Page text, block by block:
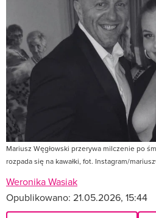
Mariusz Węgłowski przerywa milczenie po
rozpada się na kawałki, fot. Instagram/
Weronika Wasiak
Opublikowano: 21.05.2026, 15:44